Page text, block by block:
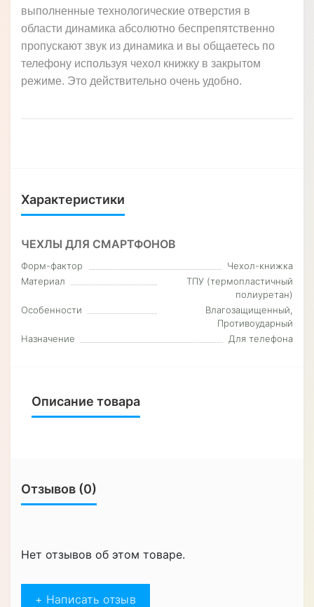
выполненные технологические отверстия в
области динамика абсолютно беспрепятственно
пропускают звук из динамика и вы общаетесь по
телефону используя чехол книжку в закрытом
режиме. Это действительно очень удобно.
Характеристики
ЧЕХЛЫ ДЛЯ СМАРТФОНОВ
Форм-фактор
Чехол-книжка
Материал
ТПУ (термопластичный
полиуретан)
Особенности
Влагозащищенный,
Противоударный
Назначение
Для телефона
Описание товара
Отзывов (0)
Нет отзывов об этом товаре.
+ Написать отзыв